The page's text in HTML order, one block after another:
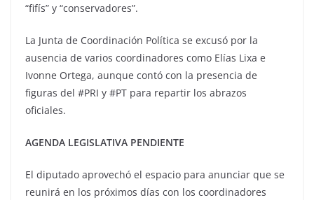
“fifís” y “conservadores”.
La Junta de Coordinación Política se excusó por la
ausencia de varios coordinadores como Elías Lixa e
Ivonne Ortega, aunque contó con la presencia de
figuras del #PRI y #PT para repartir los abrazos
oficiales.
AGENDA LEGISLATIVA PENDIENTE
El diputado aprovechó el espacio para anunciar que se
reunirá en los próximos días con los coordinadores